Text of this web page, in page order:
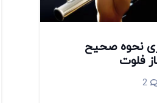
نحوه صحیح
فلوت
2دیدگاه